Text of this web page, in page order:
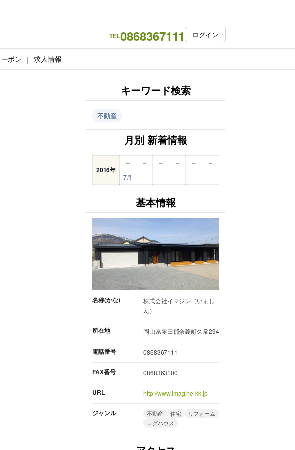
TEL0868367111 ログイン
ポン 求人情報
キーワード検索
不動産
月別 新着情報
2016年
– – – – –
–
7月
– – – – –
基本情報
名称(かな)
株式会社イマジン（いまじ
ん）
所在地 岡山県勝田郡奈義町久常294
電話番号 0868367111
FAX番号 0868363100
URL http://www.imagine-kk.jp
ジャンル 不動産 住宅
リフォーム
ログハウス